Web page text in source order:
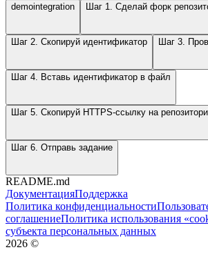
demointegration Шаг 1. Сделай форк
Шаг 2. Скопируй идентификатор Шаг 3.
Шаг 4. Вставь идентификатор в файл
Шаг 5. Скопируй HTTPS-ссылку на
Шаг 6. Отправь задание
README.md
ДокументацияПоддержка
Политика конфиденциальности
соглашениеПолитика использования
субъекта персональных данных
2026 ©